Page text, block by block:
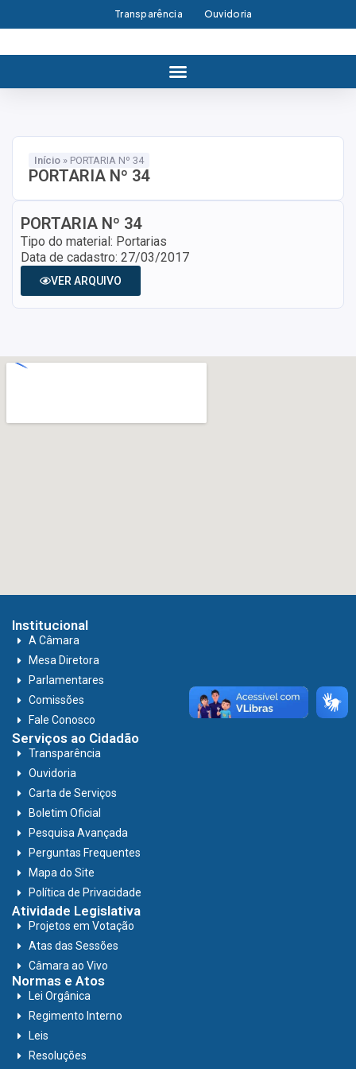
Transparência Ouvidoria
Início » PORTARIA Nº 34
PORTARIA Nº 34
PORTARIA Nº 34
Tipo do material: Portarias
Data de cadastro: 27/03/2017
VER ARQUIVO
Institucional
A Câmara
Mesa Diretora
Parlamentares
Comissões
Fale Conosco
Serviços ao Cidadão
Transparência
Ouvidoria
Carta de Serviços
Boletim Oficial
Pesquisa Avançada
Perguntas Frequentes
Mapa do Site
Política de Privacidade
Atividade Legislativa
Projetos em Votação
Atas das Sessões
Câmara ao Vivo
Normas e Atos
Lei Orgânica
Regimento Interno
Leis
Resoluções